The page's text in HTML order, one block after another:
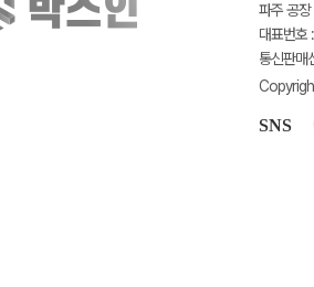
파주 공
대표번
통신판
SNS